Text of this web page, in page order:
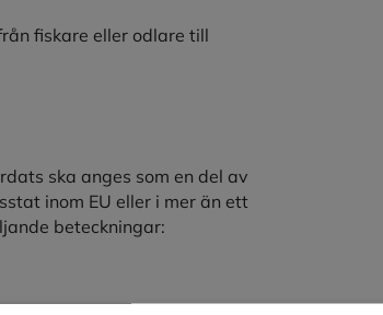
fiskare eller odlare till
ska anges som en del av
inom EU eller i mer än ett
beteckningar: